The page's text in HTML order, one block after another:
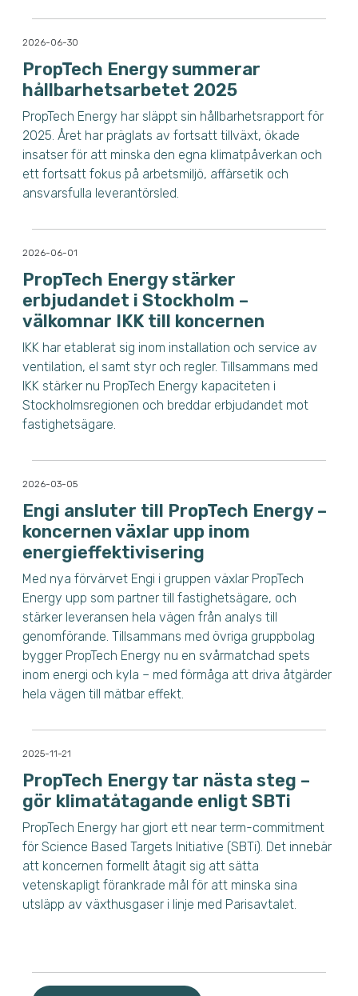
2026-06-30
PropTech Energy summerar
hållbarhetsarbetet 2025
PropTech Energy har släppt sin hållbarhetsrapport för
2025. Året har präglats av fortsatt tillväxt, ökade
insatser för att minska den egna klimatpåverkan och
ett fortsatt fokus på arbetsmiljö, affärsetik och
ansvarsfulla leverantörsled.
2026-06-01
PropTech Energy stärker
erbjudandet i Stockholm –
välkomnar IKK till koncernen
IKK har etablerat sig inom installation och service av
ventilation, el samt styr och regler. Tillsammans med
IKK stärker nu PropTech Energy kapaciteten i
Stockholmsregionen och breddar erbjudandet mot
fastighetsägare.
2026-03-05
Engi ansluter till PropTech Energy –
koncernen växlar upp inom
energieffektivisering
Med nya förvärvet Engi i gruppen växlar PropTech
Energy upp som partner till fastighetsägare, och
stärker leveransen hela vägen från analys till
genomförande. Tillsammans med övriga gruppbolag
bygger PropTech Energy nu en svårmatchad spets
inom energi och kyla – med förmåga att driva åtgärder
hela vägen till mätbar effekt.
2025-11-21
PropTech Energy tar nästa steg –
gör klimatåtagande enligt SBTi
PropTech Energy har gjort ett near term-commitment
för Science Based Targets Initiative (SBTi). Det innebär
att koncernen formellt åtagit sig att sätta
vetenskapligt förankrade mål för att minska sina
utsläpp av växthusgaser i linje med Parisavtalet.